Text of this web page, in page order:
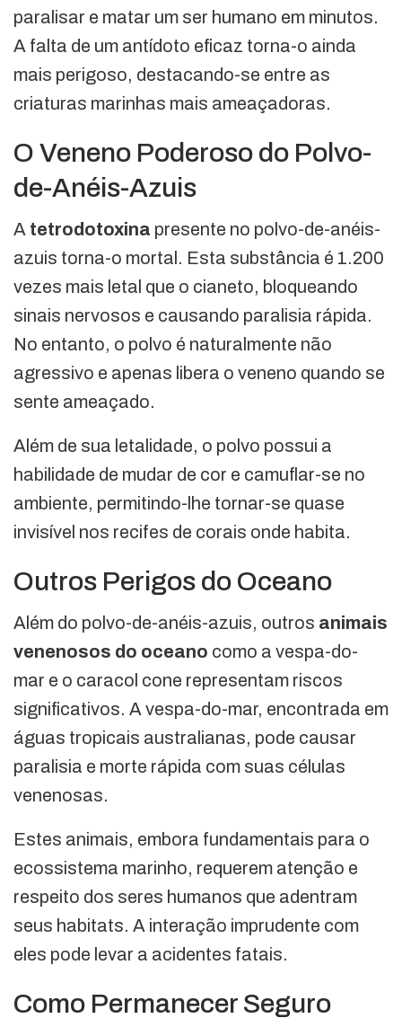
paralisar e matar um ser humano em minutos.
A falta de um antídoto eficaz torna-o ainda
mais perigoso, destacando-se entre as
criaturas marinhas mais ameaçadoras.
O Veneno Poderoso do Polvo-
de-Anéis-Azuis
A tetrodotoxina presente no polvo-de-anéis-
azuis torna-o mortal. Esta substância é 1.200
vezes mais letal que o cianeto, bloqueando
sinais nervosos e causando paralisia rápida.
No entanto, o polvo é naturalmente não
agressivo e apenas libera o veneno quando se
sente ameaçado.
Além de sua letalidade, o polvo possui a
habilidade de mudar de cor e camuflar-se no
ambiente, permitindo-lhe tornar-se quase
invisível nos recifes de corais onde habita.
Outros Perigos do Oceano
Além do polvo-de-anéis-azuis, outros animais
venenosos do oceano como a vespa-do-
mar e o caracol cone representam riscos
significativos. A vespa-do-mar, encontrada em
águas tropicais australianas, pode causar
paralisia e morte rápida com suas células
venenosas.
Estes animais, embora fundamentais para o
ecossistema marinho, requerem atenção e
respeito dos seres humanos que adentram
seus habitats. A interação imprudente com
eles pode levar a acidentes fatais.
Como Permanecer Seguro